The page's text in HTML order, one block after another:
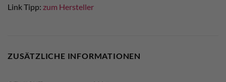
Link Tipp: zum Hersteller
ZUSÄTZLICHE INFORMATIONEN